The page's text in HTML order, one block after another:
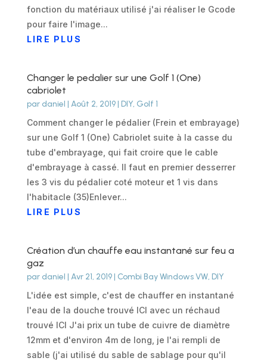
fonction du matériaux utilisé j'ai réaliser le Gcode
pour faire l'image...
LIRE PLUS
Changer le pedalier sur une Golf 1 (One)
cabriolet
par daniel | Août 2, 2019| DIY, Golf 1
Comment changer le pédalier (Frein et embrayage)
sur une Golf 1 (One) Cabriolet suite à la casse du
tube d'embrayage, qui fait croire que le cable
d'embrayage à cassé. Il faut en premier desserrer
les 3 vis du pédalier coté moteur et 1 vis dans
l'habitacle (35)Enlever...
LIRE PLUS
Création d’un chauffe eau instantané sur feu a
gaz
par daniel | Avr 21, 2019| Combi Bay Windows VW, DIY
L'idée est simple, c'est de chauffer en instantané
l'eau de la douche trouvé ICI avec un réchaud
trouvé ICI J'ai prix un tube de cuivre de diamètre
12mm et d'environ 4m de long, je l'ai rempli de
sable (j'ai utilisé du sable de sablage pour qu'il